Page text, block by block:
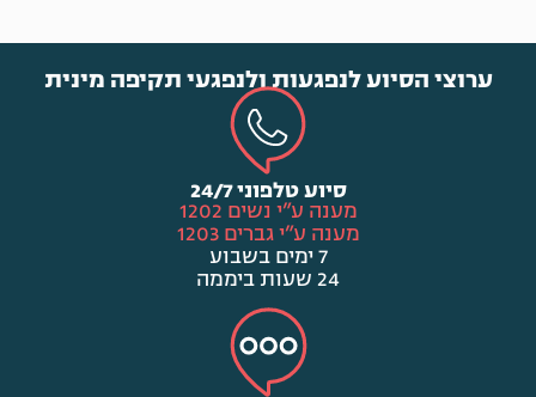
ערוצי הסיוע לנפגעות ולנפגעי תקיפה מינית
סיוע טלפוני 24/7
מענה ע”י נשים 1202
מענה ע”י גברים 1203
7 ימים בשבוע
24 שעות ביממה